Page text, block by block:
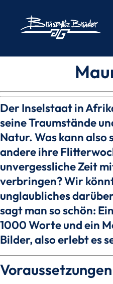
Der Inselstaat in
seine Traumstände
Natur. Was kann also
andere ihre
unvergessliche Zeit
verbringen? Wir
unglaubliches
sagt man so schön:
1000 Worte und ein
Bilder, also erlebt es
Voraussetzungen